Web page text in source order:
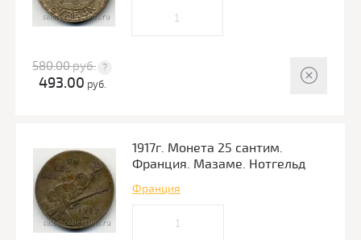
580.00руб.
493.00 руб.
1917г. Монета 25 сантим.
Франция. Мазаме. Нотгельд
Франция